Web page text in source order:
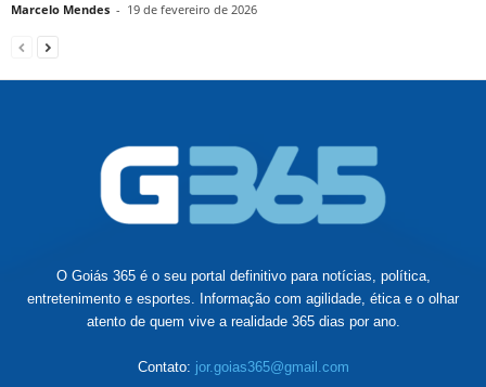
Marcelo Mendes - 19 de fevereiro de 2026
O Goiás 365 é o seu portal definitivo para notícias, política,
entretenimento e esportes. Informação com agilidade, ética e o olhar
atento de quem vive a realidade 365 dias por ano.
Contato: jor.goias365@gmail.com